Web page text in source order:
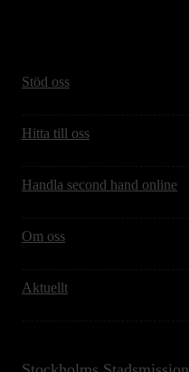
Stöd oss
Hitta till oss
Handla second hand online
Om oss
Aktuellt